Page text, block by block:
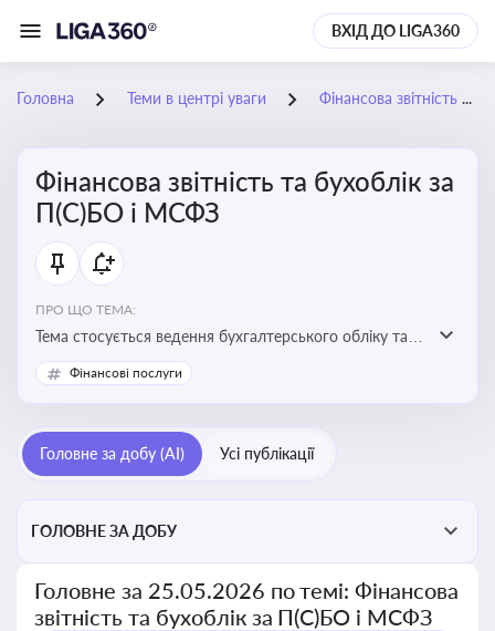
ВХІД ДО LIGA360
Головна Теми в центрі уваги Фінансова звітність та бухоблік за П(С)БО і МСФЗ
Фінансова звітність та бухоблік за
П(С)БО і МСФЗ
ПРО ЩО ТЕМА:
Тема стосується ведення бухгалтерського обліку та
складання фінансової звітності відповідно до
національних і міжнародних стандартів
Фінансові послуги
Головне за добу (AI) Усі публікації
ГОЛОВНЕ ЗА ДОБУ
Головне за 25.05.2026 по темі: Фінансова
звітність та бухоблік за П(С)БО і МСФЗ